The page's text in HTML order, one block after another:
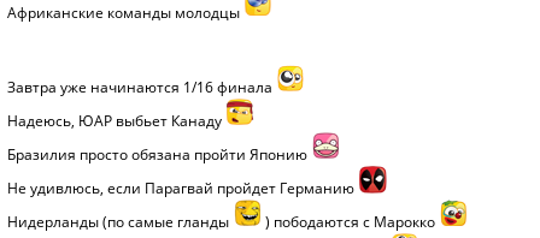
Африканские команды молодцы
Завтра уже начинаются 1/16 финала
Надеюсь, ЮАР выбьет Канаду
Бразилия просто обязана пройти Японию
Не удивлюсь, если Парагвай пройдет Германию
Нидерланды (по самые гланды
) пободаются с Марокко